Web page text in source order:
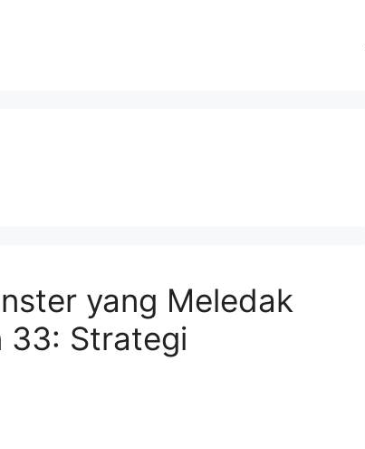
yang Meledak
33: Strategi